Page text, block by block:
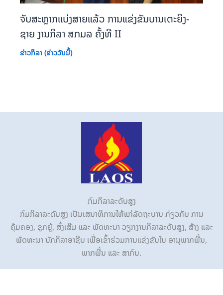
ຈັບສະຫຼາກແບ່ງສາຍແລ້ວ ການແຂ່ງຂັນບານເຕະຍິງ-
ຊາຍ ງານກິລາ ສກມລ ຄັ້ງທີ II
ຂ່າວກິລາ (ຂ່າວວັນນີ້)
ກົມກິລາລະດັບສູງ
ກົມກິລາລະດັບສູງ ເປັນເສນາທິການໃຫ້ແກ່ລັດຖະບານ ກ່ຽວກັບ ການ
ຄຸ້ມຄອງ, ຊຸກຍູ້, ສົ່ງເສີມ ແລະ ພັດທະນາ ວຽກງານກິລາລະດັບສູງ, ສ້າງ ແລະ
ພັດທະນາ ນັກກິລາອາຊີບ ເພື່ອເຂົ້າຮ່ວມການແຂ່ງຂັນໃນ ອານຸພາກພື້ນ,
ພາກພື້ນ ແລະ ສາກົນ.